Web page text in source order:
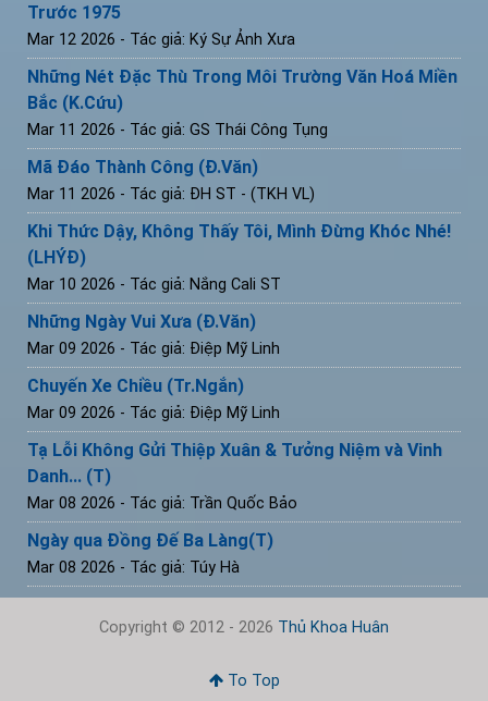
Trước 1975
Mar 12 2026 - Tác giả: Ký Sự Ảnh Xưa
Những Nét Đặc Thù Trong Môi Trường Văn Hoá Miền
Bắc (K.Cứu)
Mar 11 2026 - Tác giả: GS Thái Công Tụng
Mã Đáo Thành Công (Đ.Văn)
Mar 11 2026 - Tác giả: ĐH ST - (TKH VL)
Khi Thức Dậy, Không Thấy Tôi, Mình Đừng Khóc Nhé!
(LHÝĐ)
Mar 10 2026 - Tác giả: Nắng Cali ST
Những Ngày Vui Xưa (Đ.Văn)
Mar 09 2026 - Tác giả: Điệp Mỹ Linh
Chuyến Xe Chiều (Tr.Ngắn)
Mar 09 2026 - Tác giả: Điệp Mỹ Linh
Tạ Lỗi Không Gửi Thiệp Xuân & Tưởng Niệm và Vinh
Danh... (T)
Mar 08 2026 - Tác giả: Trần Quốc Bảo
Ngày qua Đồng Đế Ba Làng(T)
Mar 08 2026 - Tác giả: Túy Hà
Copyright © 2012 - 2026 Thủ Khoa Huân
To Top